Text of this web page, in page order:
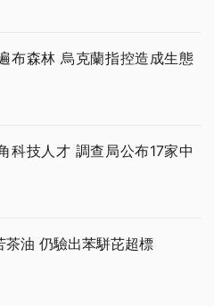
布森林 烏克蘭指控造成生態
科技人才 調查局公布17家中
茶油 仍驗出苯駢芘超標